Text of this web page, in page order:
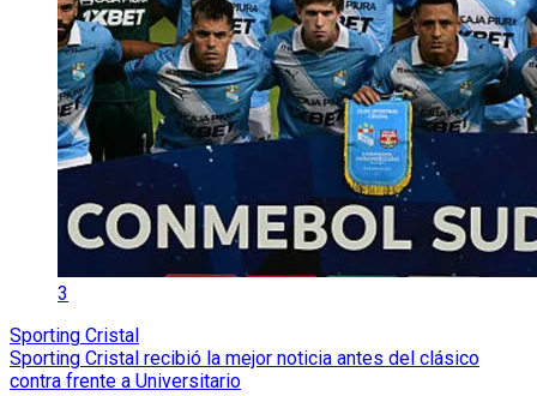
3
Sporting Cristal
Sporting Cristal recibió la mejor noticia antes del clásico
contra frente a Universitario